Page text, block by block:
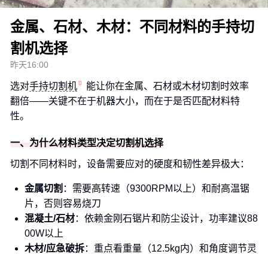
金属、石材、木材：不同材料的手持切
割机选择
昨天16:00
选对手持切割机
能让你在金属、石材或木材切割时效率
翻倍——关键不在于机器大小，而在于是否匹配材料特
性。
一、为什么材料类型决定切割机选择
切割不同材料时，设备需要应对的硬度和韧性差异极大：
金属切割 ：需要高转速（9300RPM以上）和耐高温锯
片，否则容易烧刀
混凝土/石材：依赖金刚石锯片和防尘设计，功率建议88
00W以上
木材/应急破拆：重点看重量（12.5kg内）和角度调节灵